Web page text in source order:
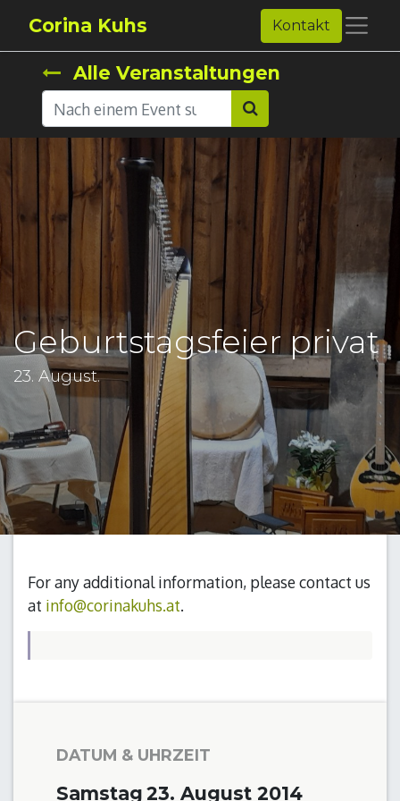
Corina Kuhs Kontakt
Alle Veranstaltungen
Geburtstagsfeier privat
23. August.
For any additional information, please contact us
at info@corinakuhs.at.
DATUM & UHRZEIT
Samstag 23. August 2014